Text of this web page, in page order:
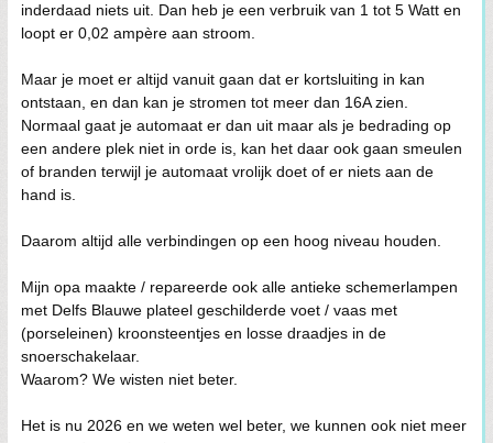
inderdaad niets uit. Dan heb je een verbruik van 1 tot 5 Watt en
loopt er 0,02 ampère aan stroom.
Maar je moet er altijd vanuit gaan dat er kortsluiting in kan
ontstaan, en dan kan je stromen tot meer dan 16A zien.
Normaal gaat je automaat er dan uit maar als je bedrading op
een andere plek niet in orde is, kan het daar ook gaan smeulen
of branden terwijl je automaat vrolijk doet of er niets aan de
hand is.
Daarom altijd alle verbindingen op een hoog niveau houden.
Mijn opa maakte / repareerde ook alle antieke schemerlampen
met Delfs Blauwe plateel geschilderde voet / vaas met
(porseleinen) kroonsteentjes en losse draadjes in de
snoerschakelaar.
Waarom? We wisten niet beter.
Het is nu 2026 en we weten wel beter, we kunnen ook niet meer